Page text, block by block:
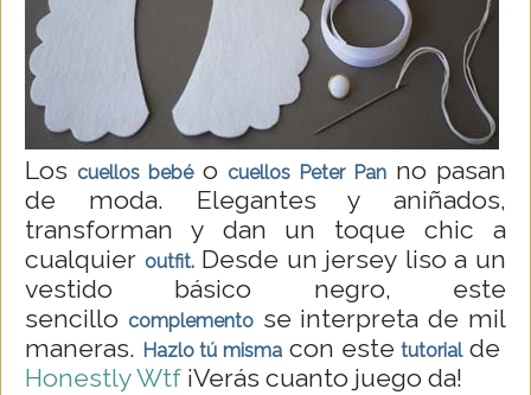
Los cuellos bebéo cuellos Peter Pan no pasan
de moda. Elegantes y aniñados,
transforman y dan un toque chic a
cualquier outfit.Desde un jersey liso a un
vestido básico negro, este
sencillo complementose interpreta de mil
maneras. Hazlo tú misma con estetutorialde
Honestly Wtf ¡Verás cuanto juego da!